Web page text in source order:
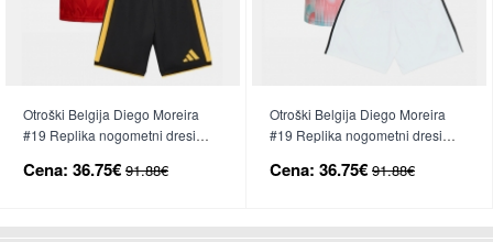
Otroški Belgija Diego Moreira
#19 Replika nogometni dresi
Rokav (+ hlače)
Cena: 36.75€ 91.88€
Otroški Belgija Diego Moreira
#19 Replika nogometni dresi
Kratek Rokav (+ hlače)
Cena: 36.75€ 91.88€